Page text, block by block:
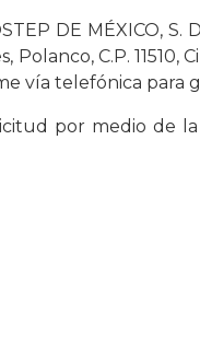
DE MÉXICO, S.
C.P. 11510,
vía telefónica para
por medio de